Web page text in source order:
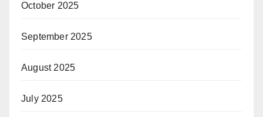
October 2025
September 2025
August 2025
July 2025